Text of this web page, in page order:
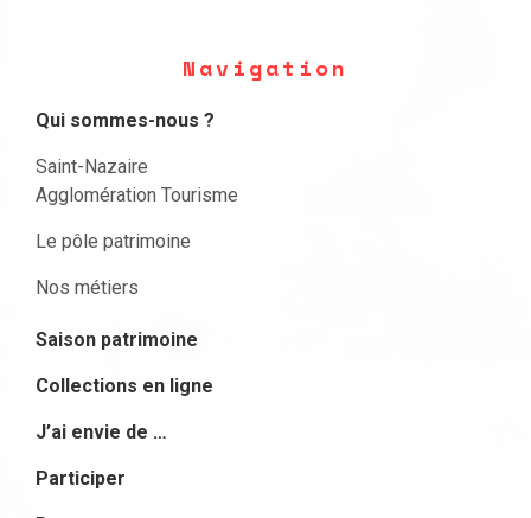
Navigation
Qui sommes-nous ?
Saint-Nazaire
Agglomération Tourisme
Le pôle patrimoine
Nos métiers
Saison patrimoine
Collections en ligne
J’ai envie de …
Participer